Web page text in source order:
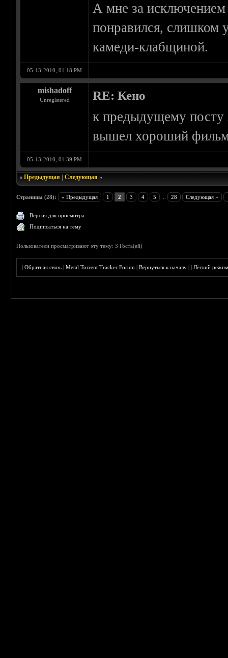
А мне за
понравился, слишком
камеди-клабщиной.
05-13-2010, 01:18 PM
mishadoff
Unregistered RE: Кено
к предыдущему посту
вышел хороший
05-13-2010, 01:39 PM
«Предыдущая |Следующая »
Страницы (28): « Предыдущая 1 2 3 4 5 28 Следующая »
Версия для просмотра
Подписаться на тему
Пользователи просматривают эту тему: 3 Гость(ей)
|Обратная связь |Metal Torrent Tracker Forum |Вернуться к началу ||Лёгкий